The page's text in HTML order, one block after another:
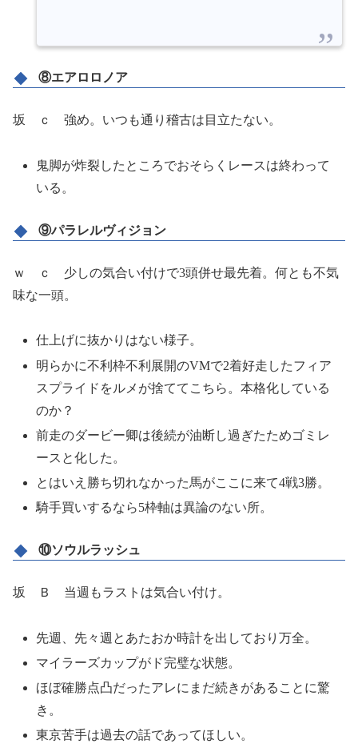
⑧エアロロノア
坂 ｃ 強め。いつも通り稽古は目立たない。
鬼脚が炸裂したところでおそらくレースは終わって
いる。
⑨パラレルヴィジョン
ｗ ｃ 少しの気合い付けで3頭併せ最先着。何とも不気
味な一頭。
仕上げに抜かりはない様子。
明らかに不利枠不利展開のVMで2着好走したフィア
スプライドをルメが捨ててこちら。本格化している
のか？
前走のダービー卿は後続が油断し過ぎたためゴミレ
ースと化した。
とはいえ勝ち切れなかった馬がここに来て4戦3勝。
騎手買いするなら5枠軸は異論のない所。
⑩ソウルラッシュ
坂 Ｂ 当週もラストは気合い付け。
先週、先々週とあたおか時計を出しており万全。
マイラーズカップがド完璧な状態。
ほぼ確勝点凸だったアレにまだ続きがあることに驚
き。
東京苦手は過去の話であってほしい。